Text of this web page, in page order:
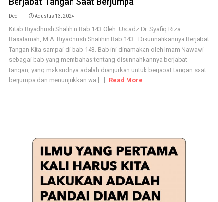
Dedi Agustus 13, 2024
Kitab Riyadhush Shalihin Bab 143 Oleh: Ustadz Dr. Syafiq Riza
Basalamah, M.A. Riyadhush Shalihin Bab 143 : Disunnahkannya Berjabat
Tangan Kita sampai di bab 143. Bab ini dinamakan oleh Imam Nawawi
sebagai bab yang membahas tentang disunnahkannya berjabat
tangan, yang maksudnya adalah dianjurkan untuk berjabat tangan saat
berjumpa dan menunjukkan wa [...]
Read More